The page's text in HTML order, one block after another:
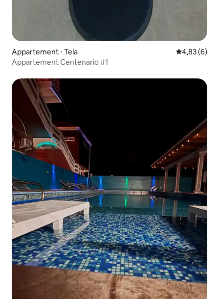
Appartement ⋅ Tela Évaluation
4,83 (6)
Appartement Centenario #1